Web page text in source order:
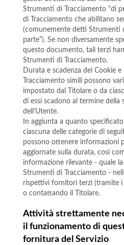
Strumenti di Tracciamento “di
di Tracciamento che abilitano
(comunemente detti Strumenti
parte”). Se non diversamente
questo documento, tali terzi
Strumenti di Tracciamento.
Durata e scadenza dei Cookie
Tracciamento simili possono
impostato dal Titolare o da
di essi scadono al termine della
dell’Utente.
In aggiunta a quanto
ciascuna delle categorie di
possono ottenere informazioni
aggiornate sulla durata, così
informazione rilevante - quale
Strumenti di Tracciamento -
rispettivi fornitori terzi (tramite i
o contattando il Titolare.
Attività strettamente
il funzionamento di
fornitura del Servizio